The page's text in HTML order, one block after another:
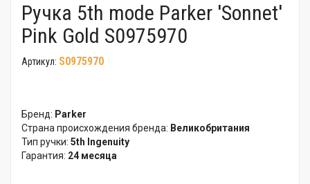
Ручка 5th mode Parker 'Sonnet'
Pink Gold S0975970
Артикул: S0975970
Бренд: Parker
Страна происхождения бренда: Великобритания
Тип ручки: 5th Ingenuity
Гарантия: 24 месяца